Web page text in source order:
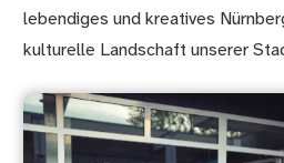
lebendiges und kreatives
kulturelle Landschaft unserer